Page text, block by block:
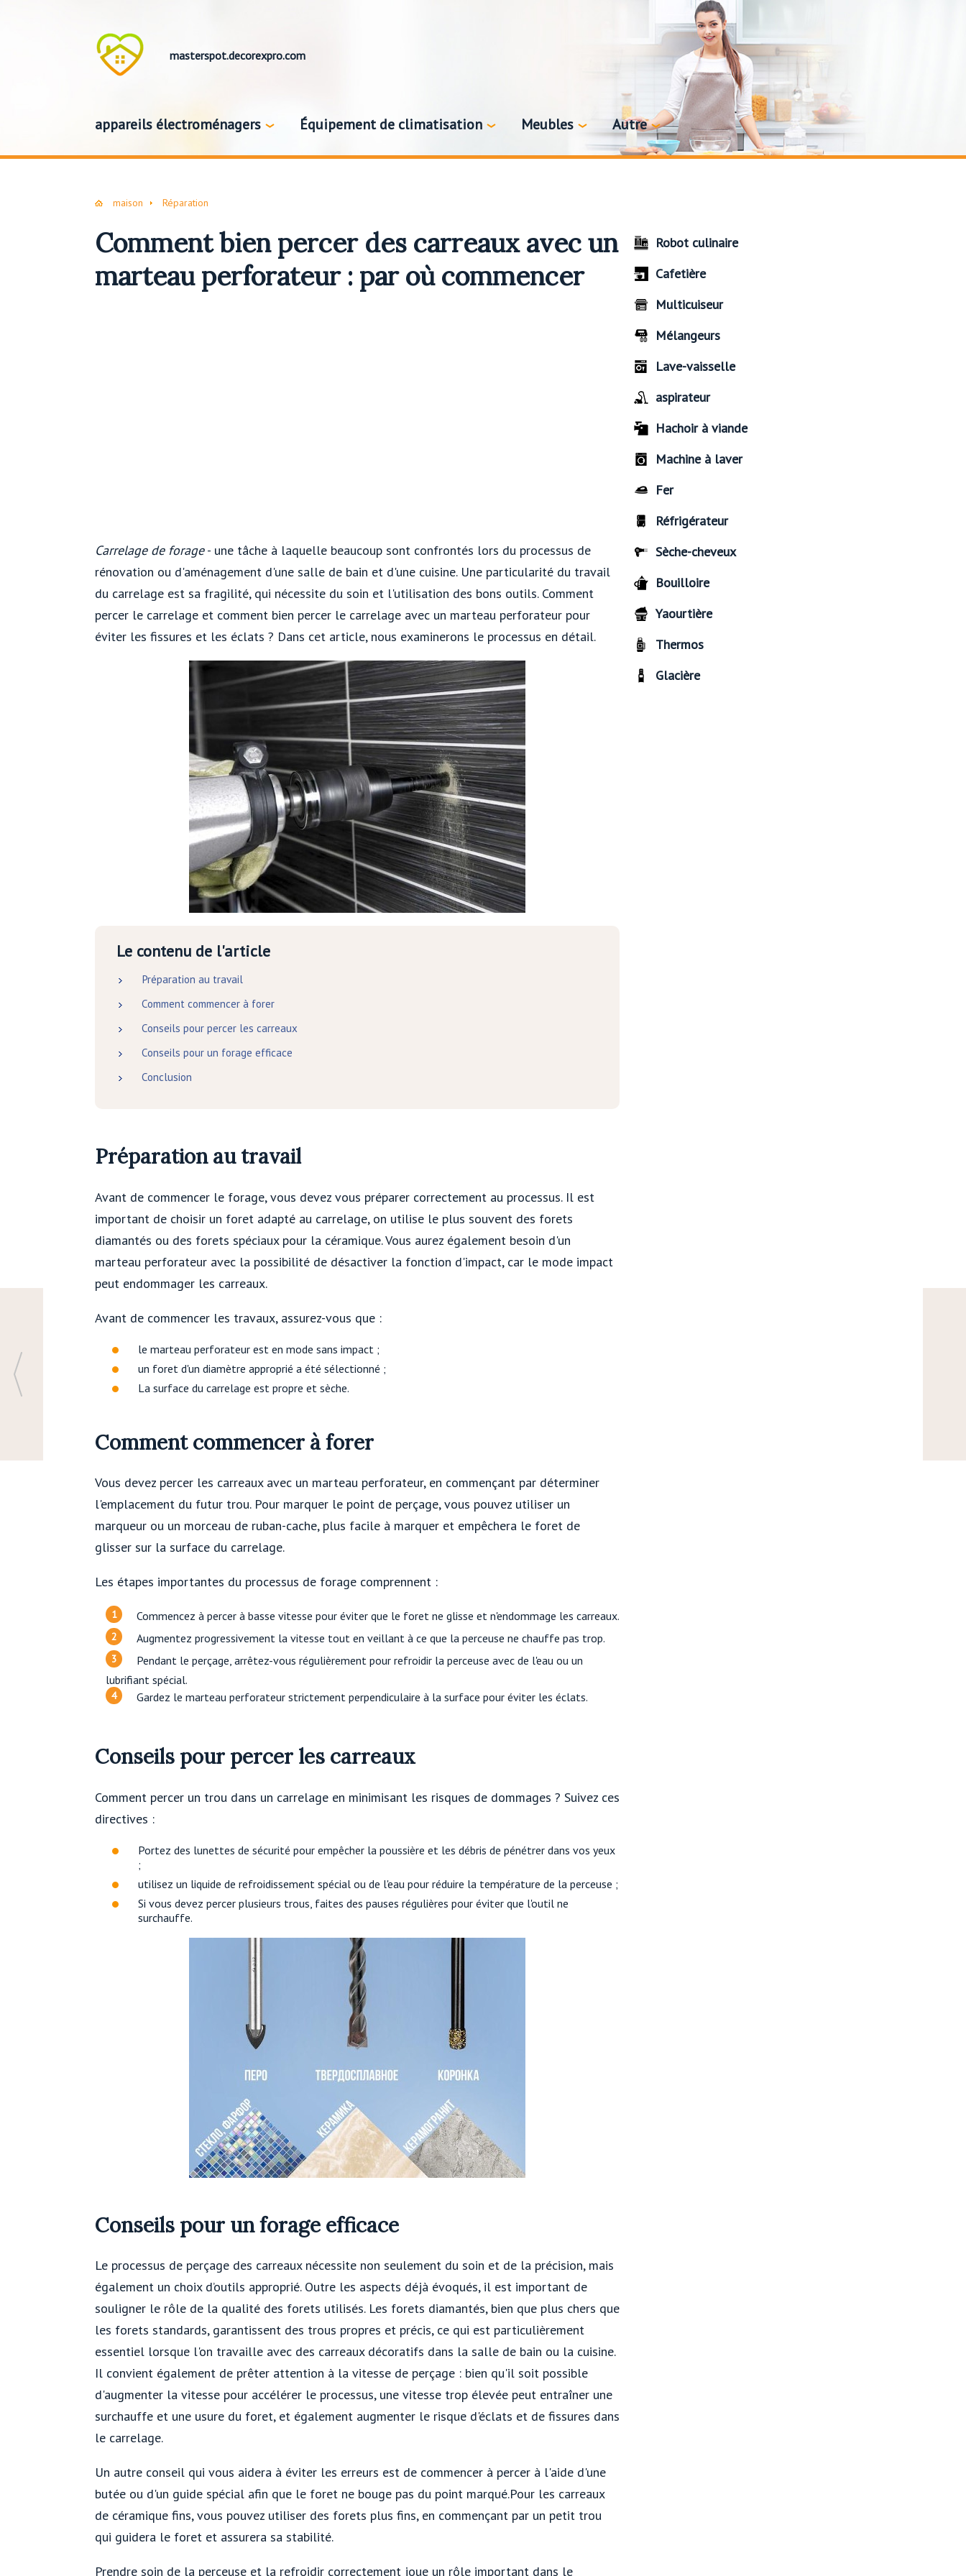
masterspot.decorexpro.com
appareils électroménagers Équipement de climatisation Meubles Autre
maison Réparation
Comment bien percer des carreaux avec un
marteau perforateur : par où commencer
Carrelage de forage- une tâche à laquelle beaucoup sont confrontés lors du processus de
rénovation ou d'aménagement d'une salle de bain et d'une cuisine. Une particularité du travail
du carrelage est sa fragilité, qui nécessite du soin et l'utilisation des bons outils. Comment
percer le carrelage et comment bien percer le carrelage avec un marteau perforateur pour
éviter les fissures et les éclats ? Dans cet article, nous examinerons le processus en détail.
Le contenu de l'article
Préparation au travail
Comment commencer à forer
Conseils pour percer les carreaux
Conseils pour un forage efficace
Conclusion
Préparation au travail
Avant de commencer le forage, vous devez vous préparer correctement au processus. Il est
important de choisir un foret adapté au carrelage, on utilise le plus souvent des forets
diamantés ou des forets spéciaux pour la céramique. Vous aurez également besoin d'un
marteau perforateur avec la possibilité de désactiver la fonction d'impact, car le mode impact
peut endommager les carreaux.
Avant de commencer les travaux, assurez-vous que :
le marteau perforateur est en mode sans impact ;
un foret d'un diamètre approprié a été sélectionné ;
La surface du carrelage est propre et sèche.
Comment commencer à forer
Vous devez percer les carreaux avec un marteau perforateur, en commençant par déterminer
l'emplacement du futur trou. Pour marquer le point de perçage, vous pouvez utiliser un
marqueur ou un morceau de ruban-cache, plus facile à marquer et empêchera le foret de
glisser sur la surface du carrelage.
Les étapes importantes du processus de forage comprennent :
Commencez à percer à basse vitesse pour éviter que le foret ne glisse et n'endommage les carreaux.
Augmentez progressivement la vitesse tout en veillant à ce que la perceuse ne chauffe pas trop.
Pendant le perçage, arrêtez-vous régulièrement pour refroidir la perceuse avec de l'eau ou un
lubrifiant spécial.
Gardez le marteau perforateur strictement perpendiculaire à la surface pour éviter les éclats.
Conseils pour percer les carreaux
Comment percer un trou dans un carrelage en minimisant les risques de dommages ? Suivez ces
directives :
Portez des lunettes de sécurité pour empêcher la poussière et les débris de pénétrer dans vos yeux
;
utilisez un liquide de refroidissement spécial ou de l'eau pour réduire la température de la perceuse ;
Si vous devez percer plusieurs trous, faites des pauses régulières pour éviter que l'outil ne
surchauffe.
Conseils pour un forage efficace
Le processus de perçage des carreaux nécessite non seulement du soin et de la précision, mais
également un choix d’outils approprié. Outre les aspects déjà évoqués, il est important de
souligner le rôle de la qualité des forets utilisés. Les forets diamantés, bien que plus chers que
les forets standards, garantissent des trous propres et précis, ce qui est particulièrement
essentiel lorsque l'on travaille avec des carreaux décoratifs dans la salle de bain ou la cuisine.
Il convient également de prêter attention à la vitesse de perçage : bien qu'il soit possible
d'augmenter la vitesse pour accélérer le processus, une vitesse trop élevée peut entraîner une
surchauffe et une usure du foret, et également augmenter le risque d'éclats et de fissures dans
le carrelage.
Un autre conseil qui vous aidera à éviter les erreurs est de commencer à percer à l'aide d'une
butée ou d'un guide spécial afin que le foret ne bouge pas du point marqué.Pour les carreaux
de céramique fins, vous pouvez utiliser des forets plus fins, en commençant par un petit trou
qui guidera le foret et assurera sa stabilité.
Prendre soin de la perceuse et la refroidir correctement joue un rôle important dans le
Robot culinaire
Cafetière
Multicuiseur
Mélangeurs
Lave-vaisselle
aspirateur
Hachoir à viande
Machine à laver
Fer
Réfrigérateur
Sèche-cheveux
Bouilloire
Yaourtière
Thermos
Glacière